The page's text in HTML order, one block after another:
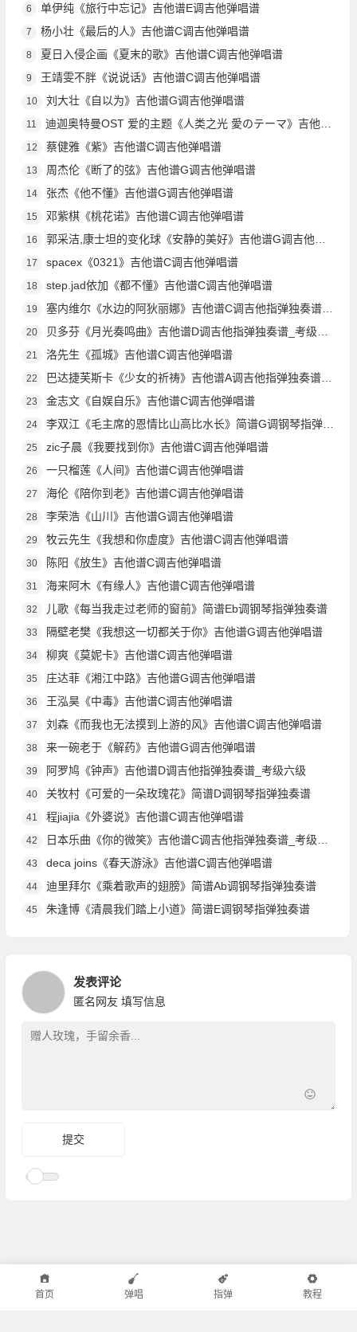
6 单伊纯《旅行中忘记》吉他谱E调吉他弹唱谱
7 杨小壮《最后的人》吉他谱C调吉他弹唱谱
8 夏日入侵企画《夏末的歌》吉他谱C调吉他弹唱谱
9 王靖雯不胖《说说话》吉他谱C调吉他弹唱谱
10 刘大壮《自以为》吉他谱G调吉他弹唱谱
11 迪迦奥特曼OST 爱的主题《人类之光 愛のテーマ》吉他谱D调吉他指弹独奏谱
12 蔡健雅《紫》吉他谱C调吉他弹唱谱
13 周杰伦《断了的弦》吉他谱G调吉他弹唱谱
14 张杰《他不懂》吉他谱G调吉他弹唱谱
15 邓紫棋《桃花诺》吉他谱C调吉他弹唱谱
16 郭采洁,康士坦的变化球《安静的美好》吉他谱G调吉他弹唱谱
17 spacex《0321》吉他谱C调吉他弹唱谱
18 step.jad依加《都不懂》吉他谱C调吉他弹唱谱
19 塞内维尔《水边的阿狄丽娜》吉他谱C调吉他指弹独奏谱_考级四级
20 贝多芬《月光奏鸣曲》吉他谱D调吉他指弹独奏谱_考级五级
21 洛先生《孤城》吉他谱C调吉他弹唱谱
22 巴达捷芙斯卡《少女的祈祷》吉他谱A调吉他指弹独奏谱_考级四级
23 金志文《自娱自乐》吉他谱C调吉他弹唱谱
24 李双江《毛主席的恩情比山高比水长》简谱G调钢琴指弹独奏谱
25 zic子晨《我要找到你》吉他谱C调吉他弹唱谱
26 一只榴莲《人间》吉他谱C调吉他弹唱谱
27 海伦《陪你到老》吉他谱C调吉他弹唱谱
28 李荣浩《山川》吉他谱G调吉他弹唱谱
29 牧云先生《我想和你虚度》吉他谱C调吉他弹唱谱
30 陈阳《放生》吉他谱C调吉他弹唱谱
31 海来阿木《有缘人》吉他谱C调吉他弹唱谱
32 儿歌《每当我走过老师的窗前》简谱Eb调钢琴指弹独奏谱
33 隔壁老樊《我想这一切都关于你》吉他谱G调吉他弹唱谱
34 柳爽《莫妮卡》吉他谱C调吉他弹唱谱
35 庄达菲《湘江中路》吉他谱G调吉他弹唱谱
36 王泓昊《中毒》吉他谱C调吉他弹唱谱
37 刘森《而我也无法摸到上游的风》吉他谱C调吉他弹唱谱
38 来一碗老于《解药》吉他谱G调吉他弹唱谱
39 阿罗鸠《钟声》吉他谱D调吉他指弹独奏谱_考级六级
40 关牧村《可爱的一朵玫瑰花》简谱D调钢琴指弹独奏谱
41 程jiajia《外婆说》吉他谱C调吉他弹唱谱
42 日本乐曲《你的微笑》吉他谱C调吉他指弹独奏谱_考级四级
43 deca joins《春天游泳》吉他谱C调吉他弹唱谱
44 迪里拜尔《乘着歌声的翅膀》简谱Ab调钢琴指弹独奏谱
45 朱逢博《清晨我们踏上小道》简谱E调钢琴指弹独奏谱
发表评论
匿名网友 填写信息
首页 弹唱 指弹 教程